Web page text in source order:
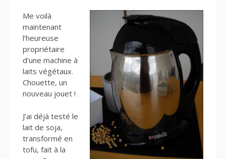
Me voilà
maintenant
l’heureuse
propriétaire
d’une machine à
laits végétaux.
Chouette, un
nouveau jouet !
J’ai déjà testé le
lait de soja,
transformé en
tofu, fait à la